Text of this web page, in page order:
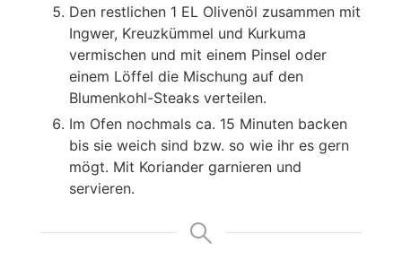
Den restlichen 1 EL Olivenöl zusammen mit
Ingwer, Kreuzkümmel und Kurkuma
vermischen und mit einem Pinsel oder
einem Löffel die Mischung auf den
Blumenkohl-Steaks verteilen.
Im Ofen nochmals ca. 15 Minuten backen
bis sie weich sind bzw. so wie ihr es gern
mögt. Mit Koriander garnieren und
servieren.